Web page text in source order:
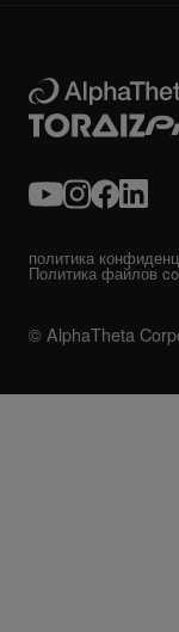
© AlphaTheta
политика
Политика файлов